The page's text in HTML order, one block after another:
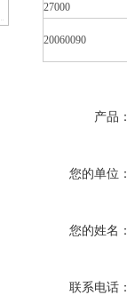
27000
20060090
产品：
您的单位：
您的姓名：
联系电话：